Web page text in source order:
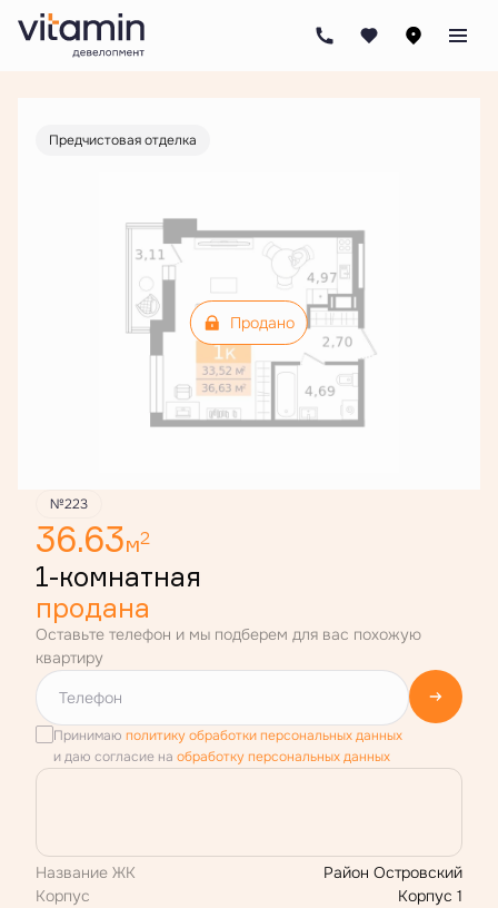
1-комнатная Цена по запросу
Предчистовая отделка
Продано
№223
36.63м2
1-комнатная
продана
Оставьте телефон и мы подберем для вас похожую
квартиру
Принимаю политику обработки персональных данных
и даю согласие на обработку персональных данных
Название ЖК
Район Островский
Корпус
Корпус 1